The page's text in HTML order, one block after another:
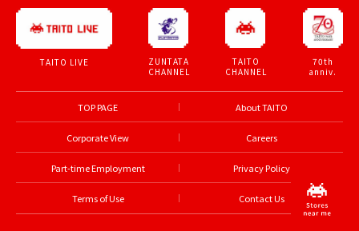
TAITO LIVE
ZUNTATA
CHANNEL
TAITO
CHANNEL
70th
anniv.
TOP PAGE About TAITO
Corporate View Careers
Part-time Employment Privacy Policy
Terms of Use Contact Us